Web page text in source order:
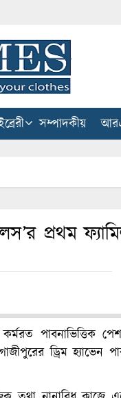
সম্পাদকীয়
প্রথম
পাবনাভিত্তিক
ড্রিম হ্যাভেন